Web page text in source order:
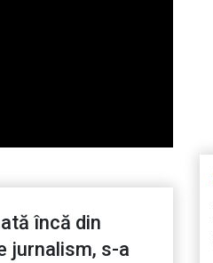
încă din
jurnalism, s-a